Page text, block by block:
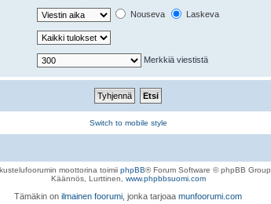
Nouseva Laskeva
Merkkiä viestistä
Switch to mobile style
moottorina toimii phpBB® Forum Software © phpBB Group
Käännös, Lurttinen, www.phpbbsuomi.com
Tämäkin on ilmainen foorumi , jonka tarjoaa munfoorumi.com